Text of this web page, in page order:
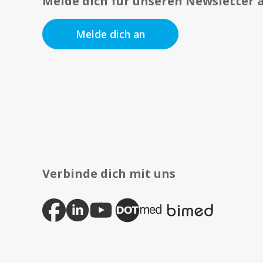
Melde dich an
Verbinde dich mit uns